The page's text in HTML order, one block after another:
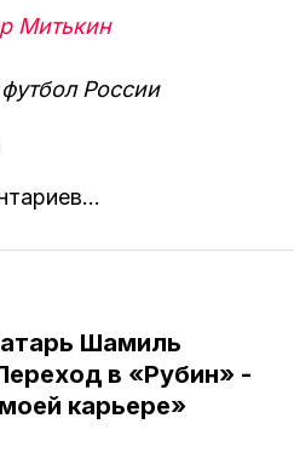
Митькин
России
Шамиль
в «Рубин» -
карьере»